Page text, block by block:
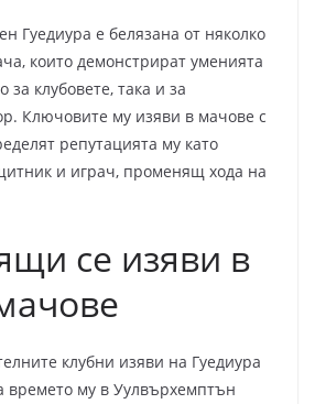
Гуедиура е белязана от няколко
които демонстрират уменията
за клубовете, така и за
Ключовите му изяви в мачове с
репутацията му като
и играч, променящ хода на
се изяви в
клубни изяви на Гуедиура
времето му в Уулвърхемптън